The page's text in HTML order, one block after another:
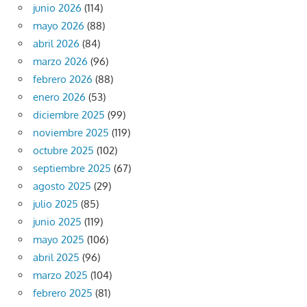
junio 2026 (114)
mayo 2026 (88)
abril 2026 (84)
marzo 2026 (96)
febrero 2026 (88)
enero 2026 (53)
diciembre 2025 (99)
noviembre 2025 (119)
octubre 2025 (102)
septiembre 2025 (67)
agosto 2025 (29)
julio 2025 (85)
junio 2025 (119)
mayo 2025 (106)
abril 2025 (96)
marzo 2025 (104)
febrero 2025 (81)